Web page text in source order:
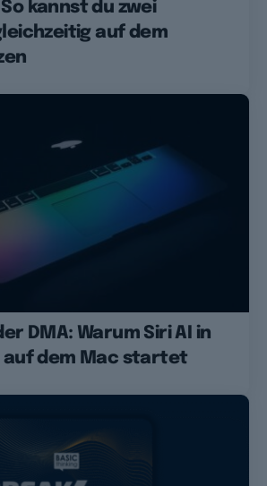
kannst du zwei
auf dem
DMA: Warum Siri AI in
auf dem Mac startet